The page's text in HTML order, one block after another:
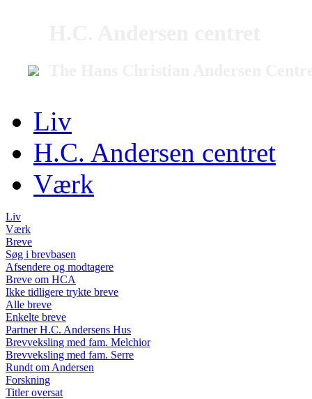
Liv
H.C. Andersen centret
Værk
Liv
Værk
Breve
Søg i brevbasen
Afsendere og modtagere
Breve om HCA
Ikke tidligere trykte breve
Alle breve
Enkelte breve
Partner H.C. Andersens Hus
Brevveksling med fam. Melchior
Brevveksling med fam. Serre
Rundt om Andersen
Forskning
Titler oversat